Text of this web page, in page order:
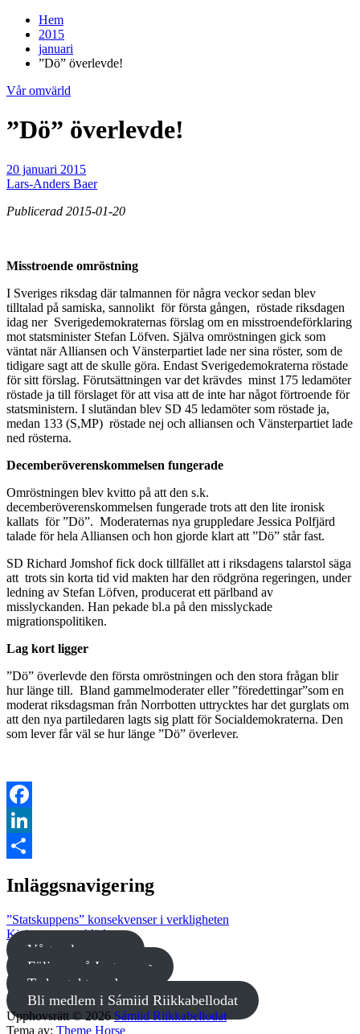
Hem
2015
januari
”Dö” överlevde!
Vår omvärld
”Dö” överlevde!
20 januari 2015
Lars-Anders Baer
Publicerad 2015-01-20
Misstroende omröstning
I Sveriges riksdag där talmannen för några veckor sedan blev
tilltalad på samiska, sannolikt för första gången, röstade riksdagen
idag ner Sverigedemokraternas förslag om en misstroendeförklaring
mot statsminister Stefan Löfven. Själva omröstningen gick som
väntat när Alliansen och Vänsterpartiet lade ner sina röster, som de
tidigare sagt att de skulle göra. Endast Sverigedemokraterna röstade
för sitt förslag. Förutsättningen var det krävdes minst 175 ledamöter
röstade ja till förslaget för att visa att de inte har något förtroende för
statsministern. I slutändan blev SD 45 ledamöter som röstade ja,
medan 133 (S,MP) röstade nej och alliansen och Vänsterpartiet lade
ned rösterna.
Decemberöverenskommelsen fungerade
Omröstningen blev kvitto på att den s.k.
decemberöverenskommelsen fungerade trots att den lite ironisk
kallats för ”Dö”. Moderaternas nya gruppledare Jessica Polfjärd
talade för hela Alliansen och hon gjorde klart att ”Dö” står fast.
SD Richard Jomshof fick dock tillfället att i riksdagens talarstol säga
att trots sin korta tid vid makten har den rödgröna regeringen, under
ledning av Stefan Löfven, producerat ett pärlband av
misslyckanden. Han pekade bl.a på den misslyckade
migrationspolitiken.
Lag kort ligger
”Dö” överlevde den första omröstningen och den stora frågan blir
hur länge till. Bland gammelmoderater eller ”föredettingar”som en
moderat riksdagsman från Norrbotten uttrycktes har det gurglats om
att den nya partiledaren lagts sig platt för Socialdemokraterna. Den
som lever får väl se hur länge ”Dö” överlever.
Facebook
LinkedIn
Inläggsnavigering
”Statskuppens” konsekvenser i verkligheten
Kjejsarens nya kläder
Vårt valprogram
Följ oss på Instagram
Ta kontakt med oss
Bli medlem i Sámiid Riikkabellodat
Upphovsrätt © 2026 Sámiid Riikkabellodat
Tema av: Theme Horse